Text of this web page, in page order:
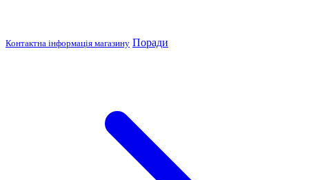
Контактна інформація магазину Поради